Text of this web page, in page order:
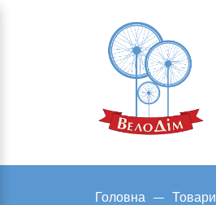
Головна Товари